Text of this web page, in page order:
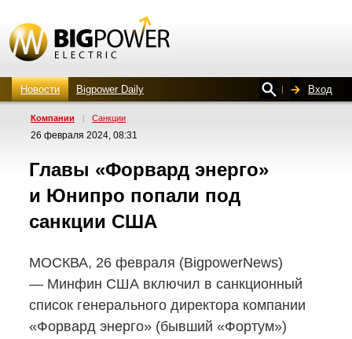
Новости Bigpower Daily Вход
Компании | Санкции
26 февраля 2024, 08:31
Главы «Форвард энерго»
и Юнипро попали под
санкции США
МОСКВА, 26 февраля (BigpowerNews)
— Минфин США включил в санкционный
список генерального директора компании
«Форвард энерго» (бывший «Фортум»)